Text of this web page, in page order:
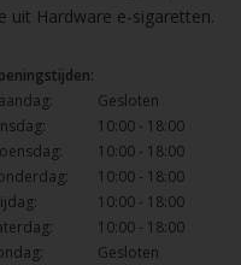
uit Hardware e-sigaretten.
Gesloten
10:00 - 18:00
10:00 - 18:00
10:00 - 18:00
10:00 - 18:00
10:00 - 18:00
Gesloten